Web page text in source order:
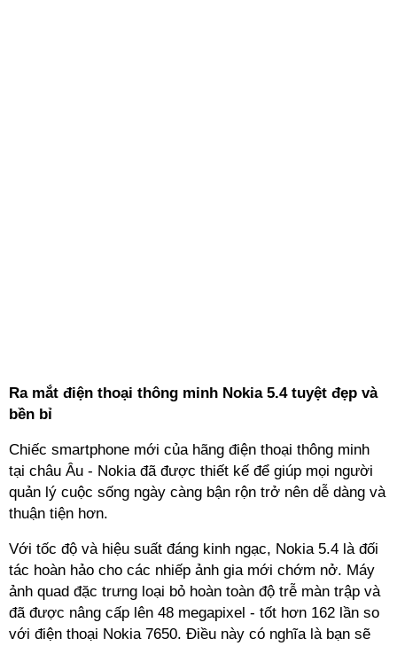
Ra mắt điện thoại thông minh Nokia 5.4 tuyệt đẹp và
bền bỉ
Chiếc smartphone mới của hãng điện thoại thông minh
tại châu Âu - Nokia đã được thiết kế để giúp mọi người
quản lý cuộc sống ngày càng bận rộn trở nên dễ dàng và
thuận tiện hơn.
Với tốc độ và hiệu suất đáng kinh ngạc, Nokia 5.4 là đối
tác hoàn hảo cho các nhiếp ảnh gia mới chớm nở. Máy
ảnh quad đặc trưng loại bỏ hoàn toàn độ trễ màn trập và
đã được nâng cấp lên 48 megapixel - tốt hơn 162 lần so
với điện thoại Nokia 7650. Điều này có nghĩa là bạn sẽ